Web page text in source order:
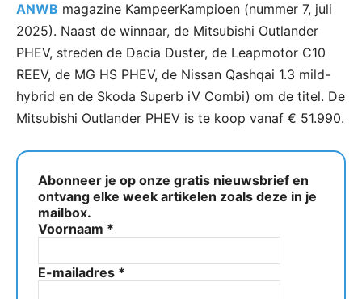
ANWB magazine KampeerKampioen (nummer 7, juli
2025). Naast de winnaar, de Mitsubishi Outlander
PHEV, streden de Dacia Duster, de Leapmotor C10
REEV, de MG HS PHEV, de Nissan Qashqai 1.3 mild-
hybrid en de Skoda Superb iV Combi) om de titel. De
Mitsubishi Outlander PHEV is te koop vanaf € 51.990.
Abonneer je op onze gratis nieuwsbrief en
ontvang elke week artikelen zoals deze in je
mailbox.
Voornaam *
E-mailadres *